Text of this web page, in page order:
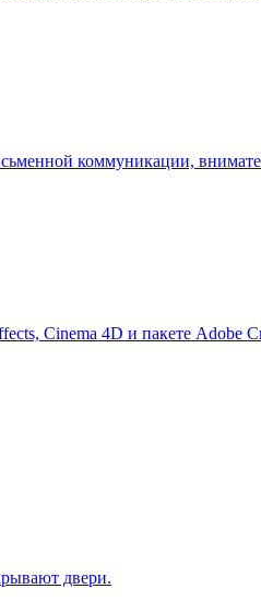
коммуникации,
Cinema 4D и пакете Adobe
двери.